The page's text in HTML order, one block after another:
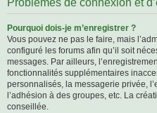
Problèmes de connexion et
Pourquoi dois-je m’enregistrer ?
Vous pouvez ne pas le faire, mais
configuré les forums afin qu’il soit
messages. Par ailleurs,
fonctionnalités supplémentaires
personnalisés, la messagerie privée,
l’adhésion à des groupes, etc. La
conseillée.